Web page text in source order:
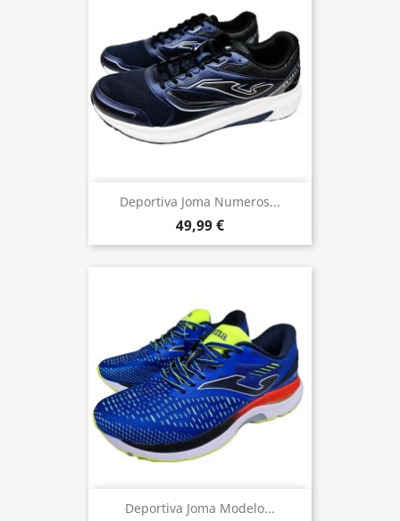
Deportiva Joma Numeros...
49,99 €
Deportiva Joma Modelo...